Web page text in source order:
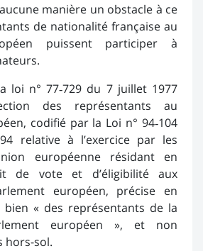
manière un obstacle à ce
de nationalité française au
puissent participer à
loi n° 77‑729 du 7 juillet 1977
des représentants au
codifié par la Loi n° 94‑104
relative à l’exercice par les
européenne résidant en
de vote et d’éligibilité aux
européen, précise en
bien « des représentants de la
européen », et non
hors-sol.